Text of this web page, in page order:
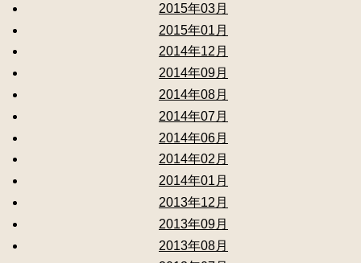
2015年03月
2015年01月
2014年12月
2014年09月
2014年08月
2014年07月
2014年06月
2014年02月
2014年01月
2013年12月
2013年09月
2013年08月